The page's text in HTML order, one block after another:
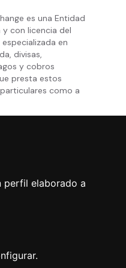
perfil elaborado a
es una Entidad
y con licencia del
en
divisas,
y cobros
presta estos
como a
compromiso